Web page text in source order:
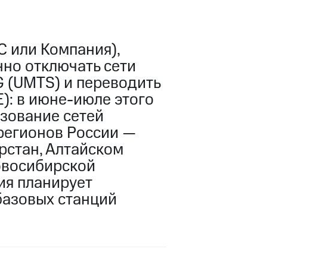
или Компания),
отключать сети
и переводить
в июне-июле этого
сетей
России —
Алтайском
планирует
станций